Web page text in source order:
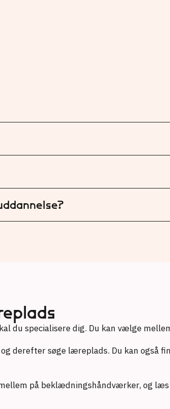
du specialisere dig. Du kan vælge
derefter søge læreplads. Du kan også
på beklædningshåndværker, og læs